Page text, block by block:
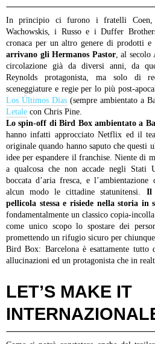
In principio ci furono i fratelli Coen,
Wachowskis, i Russo e i Duffer
cronaca per un altro genere di prodotti e
arrivano gli Hermanos Pastor, al secolo
circolazione già da diversi anni, da
Reynolds protagonista, ma solo di
sceneggiature e regie per lo più post-
Los Últimos Días (sempre ambientato a
Letale con Chris Pine.
Lo spin-off di Bird Box ambientato a
hanno infatti approcciato Netflix ed il
originale quando hanno saputo che questi
idee per espandere il franchise. Niente di
a qualcosa che non accade negli Stati
boccata d’aria fresca, e
alcun modo le cittadine statunitensi. Il
pellicola stessa e risiede nella storia in
fondamentalmente un classico copia-
come unico scopo lo spostare dei
promettendo un rifugio sicuro per
Bird Box: Barcelona è esattamente tutto
allucinazioni ed un protagonista che in
LET’S MAKE IT